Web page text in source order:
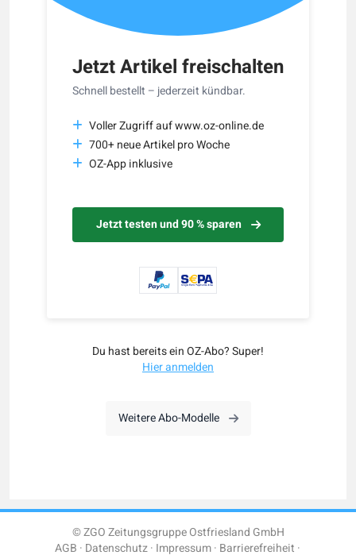
Jetzt Artikel freischalten
Schnell bestellt – jederzeit kündbar.
Voller Zugriff auf www.oz-online.de
700+ neue Artikel pro Woche
OZ-App inklusive
Jetzt testen und 90 % sparen
Du hast bereits ein OZ-Abo? Super!
Hier anmelden
Weitere Abo-Modelle
© ZGO Zeitungsgruppe Ostfriesland GmbH
AGB Datenschutz Impressum Barrierefreiheit